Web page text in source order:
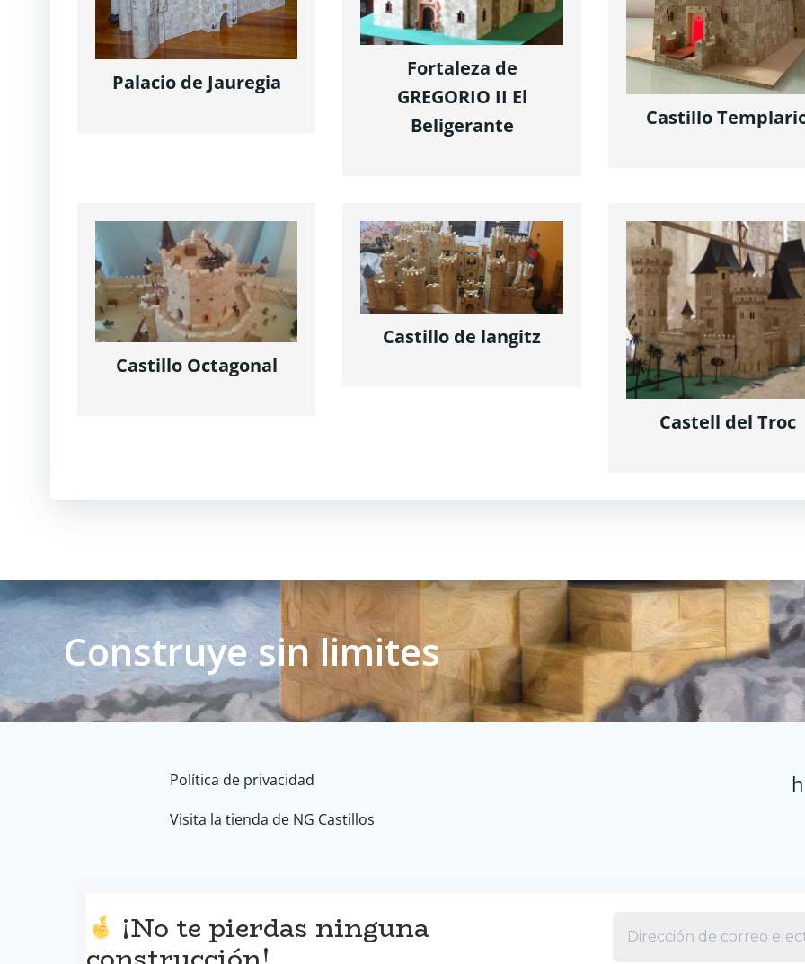
Palacio de Jauregia
Fortaleza de
GREGORIO II El
Beligerante
Castillo
Castillo Octagonal
Castillo de langitz
Castell del Troc
Construye sin limites
Política de privacidad
Visita la tienda de NG Castillos
¡No te pierdas ninguna